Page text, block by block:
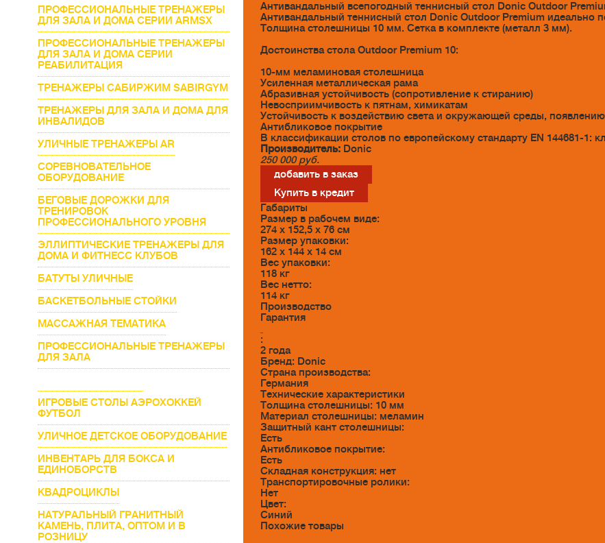
ПРОФЕССИОНАЛЬНЫЕ ТРЕНАЖЕРЫ
ДЛЯ ЗАЛА И ДОМА СЕРИИ ARMSX
ПРОФЕССИОНАЛЬНЫЕ ТРЕНАЖЕРЫ
ДЛЯ ЗАЛА И ДОМА СЕРИИ
РЕАБИЛИТАЦИЯ
ТРЕНАЖЕРЫ САБИРЖИМ SABIRGYM
ТРЕНАЖЕРЫ ДЛЯ ЗАЛА И ДОМА ДЛЯ
ИНВАЛИДОВ
УЛИЧНЫЕ ТРЕНАЖЕРЫ AR
СОРЕВНОВАТЕЛЬНОЕ
ОБОРУДОВАНИЕ
БЕГОВЫЕ ДОРОЖКИ ДЛЯ
ТРЕНИРОВОК
ПРОФЕССИОНАЛЬНОГО УРОВНЯ
ЭЛЛИПТИЧЕСКИЕ ТРЕНАЖЕРЫ ДЛЯ
ДОМА И ФИТНЕСС КЛУБОВ
БАТУТЫ УЛИЧНЫЕ
БАСКЕТБОЛЬНЫЕ СТОЙКИ
МАССАЖНАЯ ТЕМАТИКА
ПРОФЕССИОНАЛЬНЫЕ ТРЕНАЖЕРЫ
ДЛЯ ЗАЛА
ИГРОВЫЕ СТОЛЫ АЭРОХОККЕЙ
ФУТБОЛ
УЛИЧНОЕ ДЕТСКОЕ ОБОРУДОВАНИЕ
ИНВЕНТАРЬ ДЛЯ БОКСА И
ЕДИНОБОРСТВ
КВАДРОЦИКЛЫ
НАТУРАЛЬНЫЙ ГРАНИТНЫЙ
КАМЕНЬ, ПЛИТА, ОПТОМ И В
РОЗНИЦУ
Антивандальный всепогодный теннисный стол Donic Outdoor
Антивандальный теннисный стол Donic Outdoor Premium идеально
Толщина столешницы 10 мм. Сетка в комплекте (металл 3 мм).
Достоинства стола Outdoor Premium 10:
10-мм меламиновая столешница
Усиленная металлическая рама
Абразивная устойчивость (сопротивление к стиранию)
Невосприимчивость к пятнам, химикатам
Устойчивость к воздействию света и окружающей среды,
Антибликовое покрытие
В классификации столов по европейскому стандарту EN 144681-1:
Производитель: Donic
250 000 руб.
добавить в заказ
Купить в кредит
Габариты
Размер в рабочем виде:
274 х 152,5 х 76 см
Размер упаковки:
162 х 144 х 14 см
Вес упаковки:
118 кг
Вес нетто:
114 кг
Производство
Гарантия
:
2 года
Бренд: Donic
Страна производства:
Германия
Технические характеристики
Толщина столешницы: 10 мм
Материал столешницы: меламин
Защитный кант столешницы:
Есть
Антибликовое покрытие:
Есть
Складная конструкция: нет
Транспортировочные ролики:
Нет
Цвет:
Синий
Похожие товары